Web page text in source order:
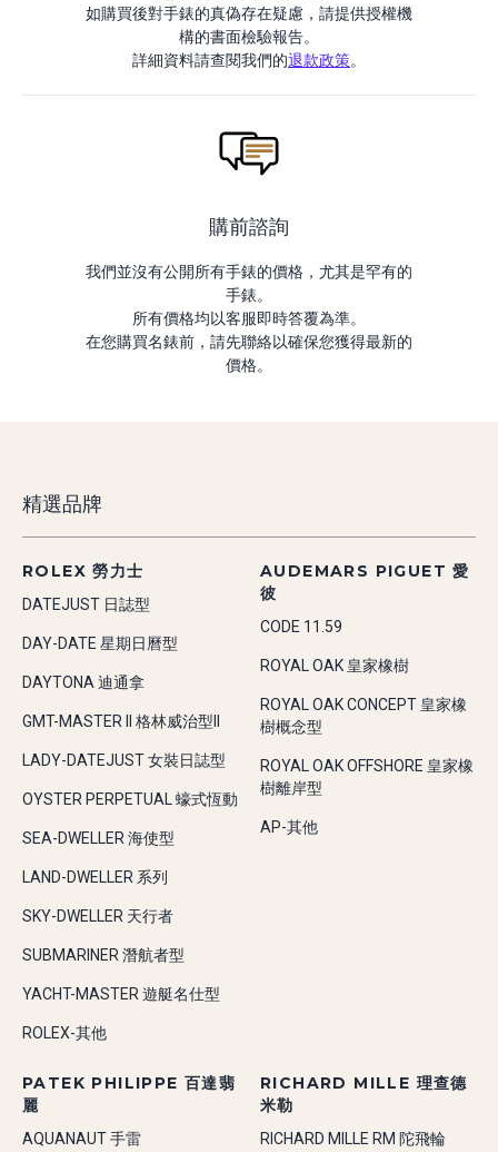
如購買後對手錶的真偽存在疑慮，請提供授權機
構的書面檢驗報告。
詳細資料請查閱我們的退款政策。
購前諮詢
我們並沒有公開所有手錶的價格，尤其是罕有的
手錶。
所有價格均以客服即時答覆為準。
在您購買名錶前，請先聯絡以確保您獲得最新的
價格。
精選品牌
ROLEX 勞力士
DATEJUST 日誌型
DAY-DATE 星期日曆型
DAYTONA 迪通拿
GMT-MASTER II 格林威治型II
LADY-DATEJUST 女裝日誌型
OYSTER PERPETUAL 蠔式恆動
SEA-DWELLER 海使型
LAND-DWELLER 系列
SKY-DWELLER 天行者
SUBMARINER 潛航者型
YACHT-MASTER 遊艇名仕型
ROLEX-其他
AUDEMARS PIGUET 愛
彼
CODE 11.59
ROYAL OAK 皇家橡樹
ROYAL OAK CONCEPT 皇家橡
樹概念型
ROYAL OAK OFFSHORE 皇家橡
樹離岸型
AP-其他
PATEK PHILIPPE 百達翡
麗
AQUANAUT 手雷
RICHARD MILLE 理查德
米勒
RICHARD MILLE RM 陀飛輪